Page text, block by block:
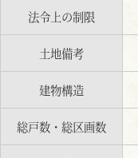
法令上の制限
土地備考
建物構造
総戸数・総区画数